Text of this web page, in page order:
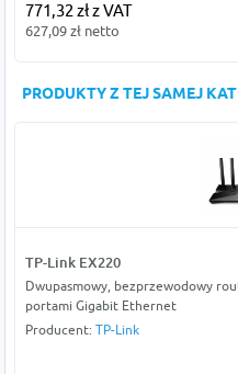
771,32 zł z VAT
627,09 zł netto
PRODUKTY Z TEJ SAMEJ
TP-Link EX220
Dwupasmowy, bezprzewodowy
portami Gigabit Ethernet
Producent: TP-Link